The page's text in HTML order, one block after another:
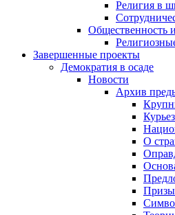
Религия в
Завершенные проекты
Демократия в осаде
Новости
Архив
О